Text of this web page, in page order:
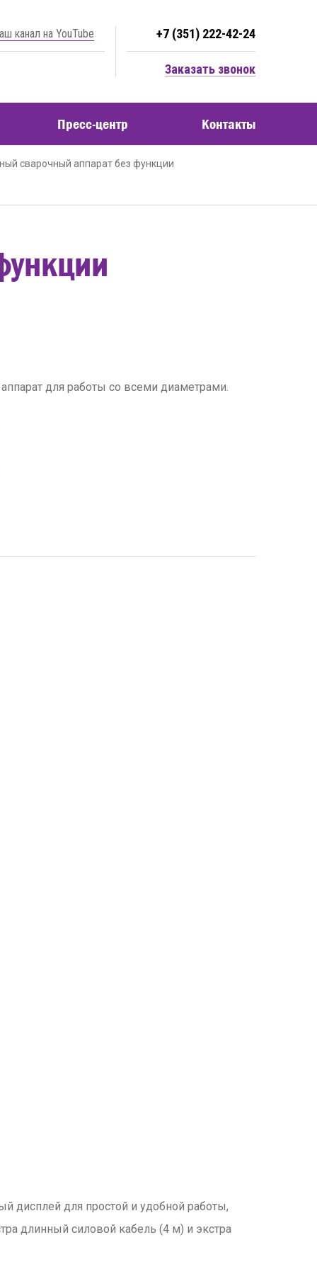
канал на YouTube +7 (351) 222-42-24
Заказать звонок
Пресс-центр Контакты
сварочный аппарат без функции
для работы со всеми диаметрами.
дисплей для простой и удобной работы,
длинный силовой кабель (4 м) и экстра